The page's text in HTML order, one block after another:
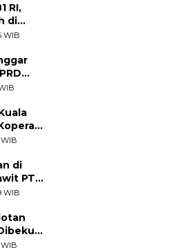
RI,
di
WIB
dan
WIB
di
PT
WIB
WIB